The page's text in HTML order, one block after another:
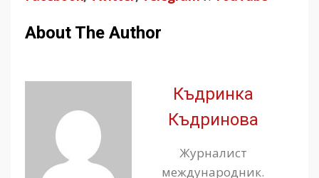
About The Author
Къдринка
Къдринова
Журналист
международник.